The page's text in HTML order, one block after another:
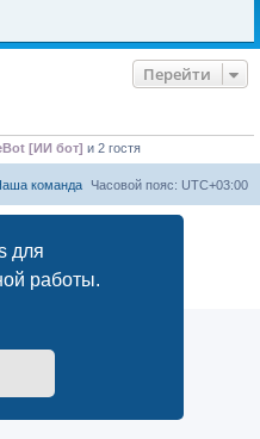
для
работы.
Перейти
[ИИ бот] и 2 гостя
Часовой пояс: UTC+03:00
команда
|Правила